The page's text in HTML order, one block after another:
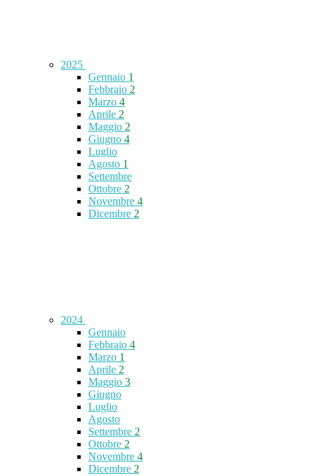
2025
Gennaio 1
Febbraio 2
Marzo 4
Aprile 2
Maggio 2
Giugno 4
Luglio
Agosto 1
Settembre
Ottobre 2
Novembre 4
Dicembre 2
2024
Gennaio
Febbraio 4
Marzo 1
Aprile 2
Maggio 3
Giugno
Luglio
Agosto
Settembre 2
Ottobre 2
Novembre 4
Dicembre 2